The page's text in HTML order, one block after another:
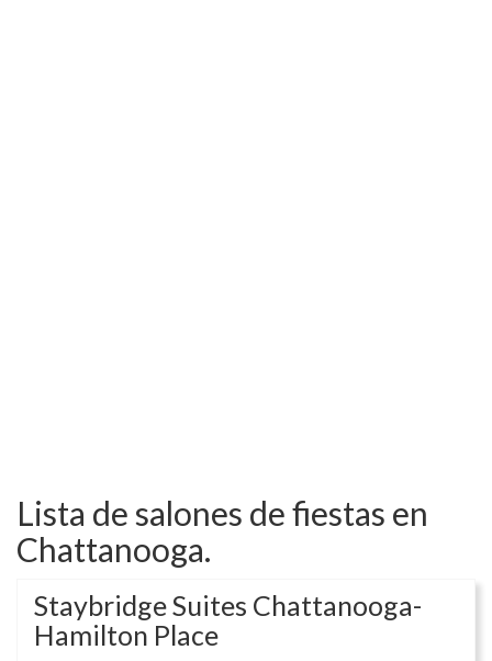
Lista de salones de fiestas en
Chattanooga.
Staybridge Suites Chattanooga-
Hamilton Place